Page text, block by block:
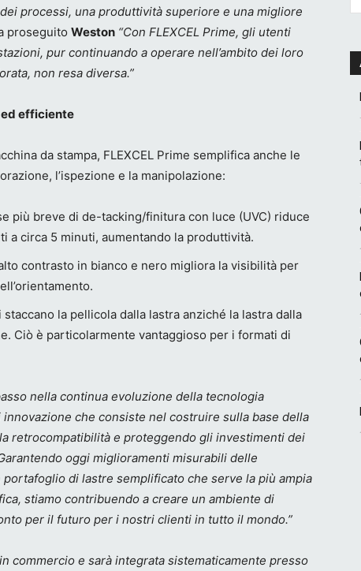
processi, una produttività superiore e una migliore
proseguito Weston “Con FLEXCEL Prime, gli utenti
pur continuando a operare nell’ambito dei loro
non resa diversa.”
efficiente
da stampa, FLEXCEL Prime semplifica anche le
l’ispezione e la manipolazione:
più breve di de-tacking/finitura con luce (UVC) riduce
a circa 5 minuti, aumentando la produttività.
contrasto in bianco e nero migliora la visibilità per
staccano la pellicola dalla lastra anziché la lastra dalla
Ciò è particolarmente vantaggioso per i formati di
nella continua evoluzione della tecnologia
che consiste nel costruire sulla base della
retrocompatibilità e proteggendo gli investimenti dei
oggi miglioramenti misurabili delle
di lastre semplificato che serve la più ampia
stiamo contribuendo a creare un ambiente di
per il futuro per i nostri clienti in tutto il mondo.”
commercio e sarà integrata sistematicamente presso